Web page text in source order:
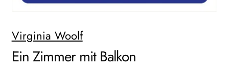
Virginia Woolf
Ein Zimmer mit Balkon